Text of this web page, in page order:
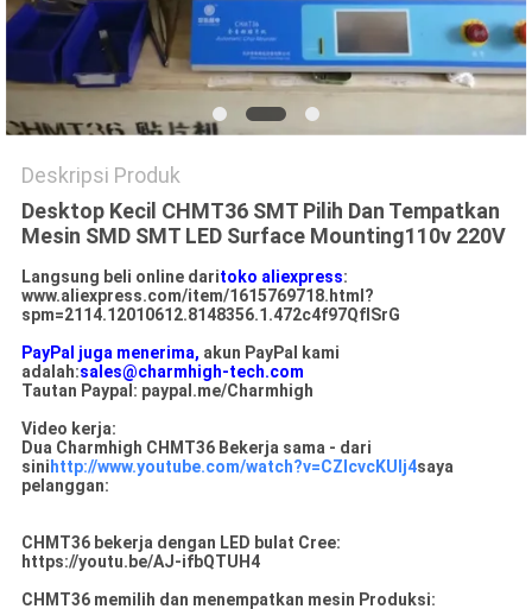
Deskripsi Produk
Desktop Kecil CHMT36 SMT Pilih Dan Tempatkan
Mesin SMD SMT LED Surface Mounting110v 220V
Langsung beli online daritoko aliexpress:
www.aliexpress.com/item/1615769718.html?
spm=2114.12010612.8148356.1.472c4f97QfISrG
PayPal juga menerima, akun PayPal kami
adalah:sales@charmhigh-tech.com
Tautan Paypal: paypal.me/Charmhigh
Video kerja:
Dua Charmhigh CHMT36 Bekerja sama - dari
sini http://www.youtube.com/watch?v=CZIcvcKUIj4saya
pelanggan:
CHMT36 bekerja dengan LED bulat Cree:
https://youtu.be/AJ-ifbQTUH4
CHMT36 memilih dan menempatkan mesin Produksi: